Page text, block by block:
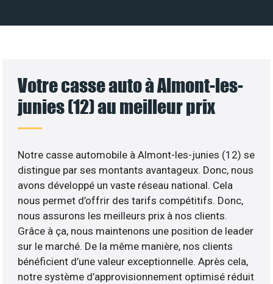
Votre casse auto à Almont-les-
junies (12) au meilleur prix
Notre casse automobile à Almont-les-junies (12) se
distingue par ses montants avantageux. Donc, nous
avons développé un vaste réseau national. Cela
nous permet d’offrir des tarifs compétitifs. Donc,
nous assurons les meilleurs prix à nos clients.
Grâce à ça, nous maintenons une position de leader
sur le marché. De la même manière, nos clients
bénéficient d’une valeur exceptionnelle. Après cela,
notre système d’approvisionnement optimisé réduit